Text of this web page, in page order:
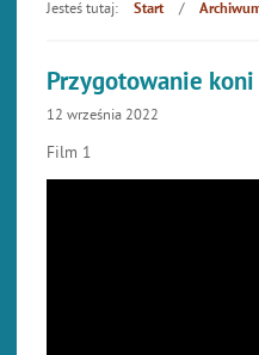
Jesteś tutaj: Start /
Przygotowanie
12 września 2022
Film 1